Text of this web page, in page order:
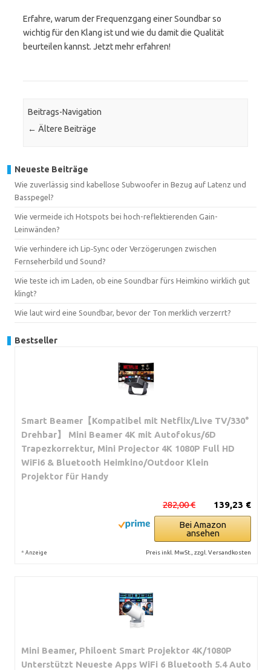
Erfahre, warum der Frequenzgang einer Soundbar so
wichtig für den Klang ist und wie du damit die Qualität
beurteilen kannst. Jetzt mehr erfahren!
Beitrags-Navigation
← Ältere Beiträge
Neueste Beiträge
Wie zuverlässig sind kabellose Subwoofer in Bezug auf Latenz und
Basspegel?
Wie vermeide ich Hotspots bei hoch-reflektierenden Gain-
Leinwänden?
Wie verhindere ich Lip‑Sync oder Verzögerungen zwischen
Fernseherbild und Sound?
Wie teste ich im Laden, ob eine Soundbar fürs Heimkino wirklich gut
klingt?
Wie laut wird eine Soundbar, bevor der Ton merklich verzerrt?
Bestseller
Smart Beamer【Kompatibel mit Netflix/Live TV/330°
Drehbar】 Mini Beamer 4K mit Autofokus/6D
Trapezkorrektur, Mini Projector 4K 1080P Full HD
WiFi6 & Bluetooth Heimkino/Outdoor Klein
Projektor für Handy
139,23 €
282,00 €
Bei Amazon
ansehen
* Anzeige Preis inkl. MwSt., zzgl. Versandkosten
Mini Beamer, Philoent Smart Projektor 4K/1080P
Unterstützt Neueste Apps WiFi 6 Bluetooth 5.4 Auto